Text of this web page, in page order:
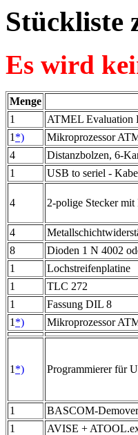
Stückliste
Es wird
Menge
1
ATMEL Evaluation
1 *)
Mikroprozessor
4
Distanzbolzen, 6-
1
USB to seriel -
4 2-polige Stecker
4
8
Dioden 1 N 4002
1
Lochstreifenplatine
1
TLC 272
1
Fassung DIL 8
1 *) Mikroprozessor
1 *) Programmierer für
1
BASCOM-
1
AVISE +